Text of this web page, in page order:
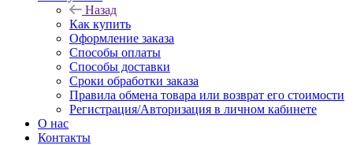
Назад
Как купить
Оформление заказа
Способы оплаты
Способы доставки
Сроки обработки заказа
Правила обмена товара или возврат его стоимости
Регистрация/Авторизация в личном кабинете
О нас
Контакты